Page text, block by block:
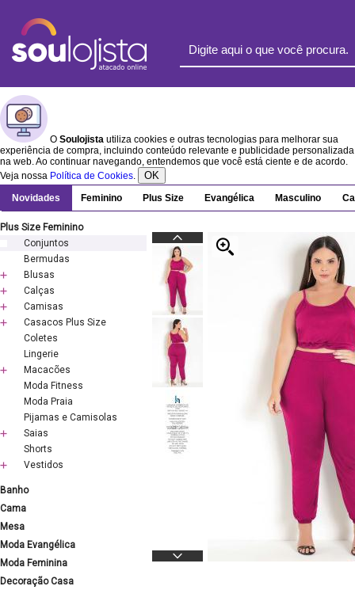
O Soulojista utiliza cookies e outras tecnologias para melhorar sua
experiência de compra, incluindo conteúdo relevante e publicidade personalizada
na web. Ao continuar navegando, entendemos que você está ciente e de acordo.
Veja nossa Política de Cookies. OK
Novidades Feminino Plus Size Evangélica Masculino
Plus Size Feminino
Conjuntos
Bermudas
Blusas
Calças
Camisas
Casacos Plus Size
Coletes
Lingerie
Macacões
Moda Fitness
Moda Praia
Pijamas e Camisolas
Saias
Shorts
Vestidos
Banho
Cama
Mesa
Moda Evangélica
Moda Feminina
Decoração Casa